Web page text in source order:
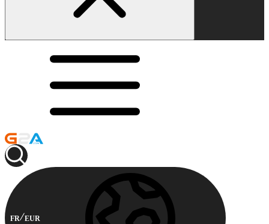
FR EUR